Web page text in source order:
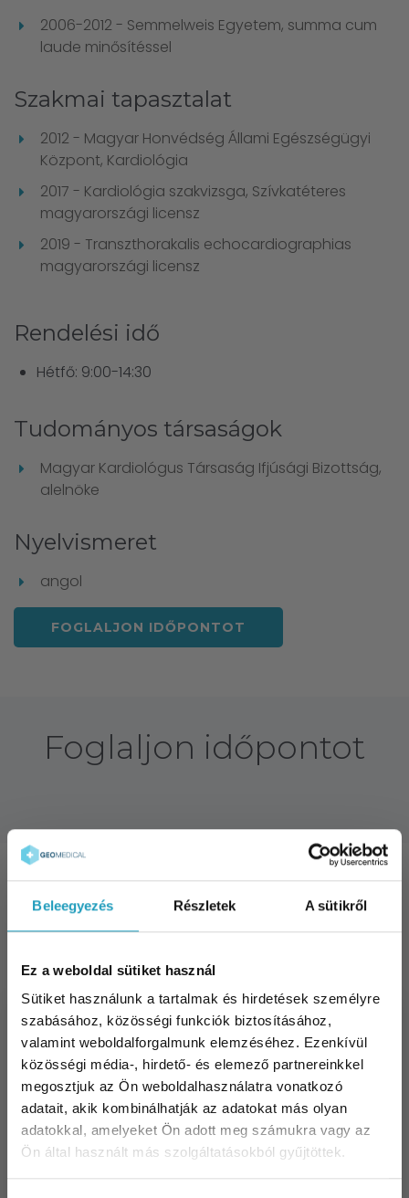
Beleegyezés Részletek A sütikről
Ez a weboldal sütiket használ
Sütiket használunk a tartalmak és hirdetések személyre
szabásához, közösségi funkciók biztosításához,
valamint weboldalforgalmunk elemzéséhez. Ezenkívül
közösségi média-, hirdető- és elemező partnereinkkel
megosztjuk az Ön weboldalhasználatra vonatkozó
adatait, akik kombinálhatják az adatokat más olyan
adatokkal, amelyeket Ön adott meg számukra vagy az
Ön által használt más szolgáltatásokból gyűjtöttek.
2006-2012 - Semmelweis Egyetem, summa cum
laude minősítéssel
Szakmai tapasztalat
2012 - Magyar Honvédség Állami Egészségügyi
Központ, Kardiológia
2017 - Kardiológia szakvizsga, Szívkatéteres
magyarországi licensz
2019 - Transzthorakalis echocardiographias
magyarországi licensz
Rendelési idő
Hétfő: 9:00-14:30
Tudományos társaságok
Magyar Kardiológus Társaság Ifjúsági Bizottság,
alelnöke
Nyelvismeret
angol
FOGLALJON IDŐPONTOT
Foglaljon időpontot
Szakértői videónk